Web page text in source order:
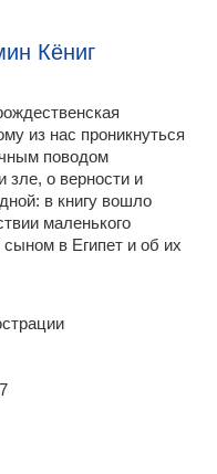
Кёниг
из нас проникнуться
поводом
зле, о верности и
в книгу вошло
маленького
в Египет и об их